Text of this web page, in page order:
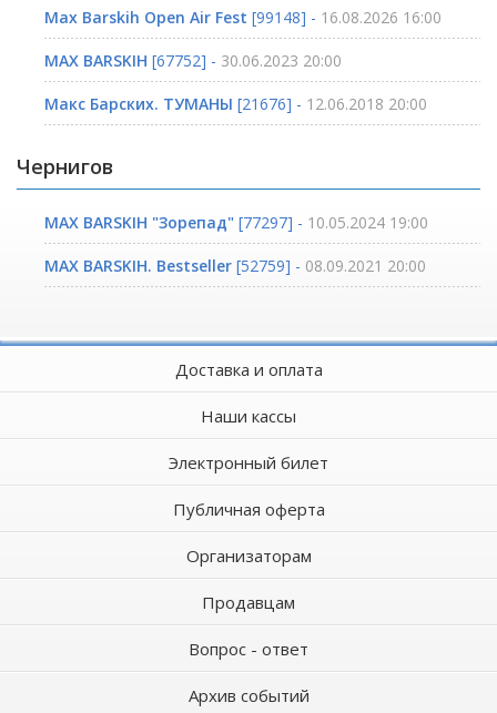
Max Barskih Open Air Fest [99148] - 16.08.2026 16:00
MAX BARSKIH [67752] - 30.06.2023 20:00
Макс Барских. ТУМАНЫ [21676] - 12.06.2018 20:00
Чернигов
MAX BARSKIH "Зорепад" [77297] - 10.05.2024 19:00
MAX BARSKIH. Bestseller [52759] - 08.09.2021 20:00
Доставка и оплата
Наши кассы
Электронный билет
Публичная оферта
Организаторам
Продавцам
Вопрос - ответ
Архив событий